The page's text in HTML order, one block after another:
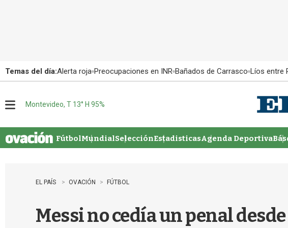
Temas del día:Alerta roja Preocupaciones en INR Bañados de Carrasco Líos entre
u
Montevideo, T 13° H 95%
FútbolMundialSelecciónEstadisticasAgenda Deportiva
EL PAÍS OVACIÓN FÚTBOL
Messi no cedía un penal